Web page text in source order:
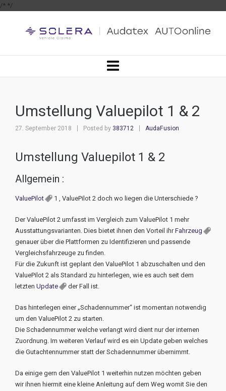
/* */
Umstellung Valuepilot 1 & 2
27. September 2018 Posted by 383712 AudaFusion
Umstellung Valuepilot 1 & 2
Allgemein :
ValuePilot 1 , ValuePilot 2 doch wo liegen die Unterschiede ?
Der ValuePilot 2 umfasst im Vergleich zum ValuePilot 1 mehr
Ausstattungsvarianten. Dies bietet ihnen den Vorteil ihrFahrzeug
genauer über die Plattformen zu Identifizieren und passende
Vergleichsfahrzeuge zu finden.
Für die Zukunft ist geplant den ValuePilot 1 abzuschalten und den
ValuePilot 2 als Standard zu hinterlegen, wie es auch seit dem
letzten Update der Fall ist.
Das hinterlegen einer „Schadennummer“ ist momentan notwendig
um den ValuePilot 2 zu starten.
Die Schadennummer welche verlangt wird dient nur der internen
Zuordnung. Im weiteren Verlauf wird es ein Update geben welches
die Gutachtennummer statt der Schadennummer übernimmt.
Da einige gern den ValuePilot 1 weiterhin nutzen möchten geben
wir ihnen hiermit eine kleine Anleitung auf dem Weg womit Sie den